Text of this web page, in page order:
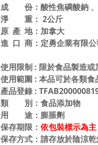
成 份：酸性焦磷酸鈉
淨 重： 2公斤
原 產 地：加拿大
進 口 商： 定勇企業有限公
使用限制 : 限於食品製造或
使用範圍 : 本品可於各類
產品登錄 :
類 別 ：食品添加物
用 途 ：膨脹劑
保存期限： 依包裝標示為主
保存方式：請存放於陰涼